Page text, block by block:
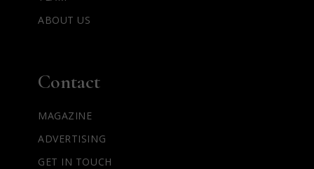
ABOUT US
Contact
MAGAZINE
ADVERTISING
GET IN TOUCH